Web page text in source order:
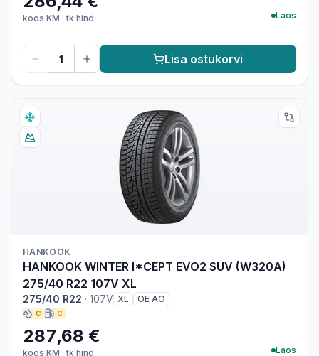
koos KM ·tk hind Laos
Lisa ostukorvi
HANKOOK
HANKOOK WINTER I*CEPT EVO2 SUV (W320A)
275/40 R22 107V XL
275/40 R22 · 107V XL OE AO
C C
287,68 €
koos KM ·tk hind Laos